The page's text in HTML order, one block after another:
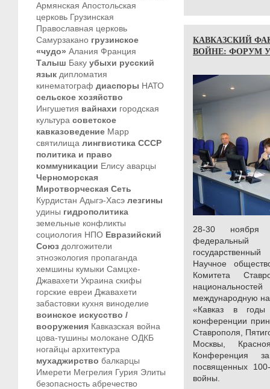
Армянская Апостольская
церковь Грузинская
Православная церковь
Самурзакано грузинское
«чудо» Алания Франция
Талыш Баку убыхи русский
язык дипломатия
кинематограф диаспоры НАТО
сельское хозяйство
Ингушетия вайнахи городская
культура советское
кавказоведение Марр
святилища лингвистика СССР
политика и право
коммуникации Елису аварцы
Черноморская
Миротворческая Сеть
Курдистан Адыгэ-Хасэ лезгины
удины гидрополитика
земельные конфликты
социология НПО Евразийский
Союз долгожители
этноэкология пропаганда
хемшины кумыки Самцхе-
Джавахети Украина скифы
горские евреи Джавахети
забастовки кухня виноделие
воинское искусство /
вооружения Кавказская война
цова-тушины молокане ОДКБ
ногайцы архитектура
мухаджирство балкарцы
Имерети Мегрелия Гурия Элиты
безопасность абречество
КАВКАЗСКИЙ
ВОЙНЕ: ФОРУМ
28-30 ноября
федеральный
Научное
Комитета
международную
«Кавказ в
конференции
Ставрополя,
Москвы,
Конференция
посвященных
войны.